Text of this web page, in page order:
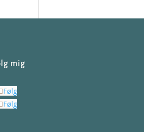
mig
Følg
Følg